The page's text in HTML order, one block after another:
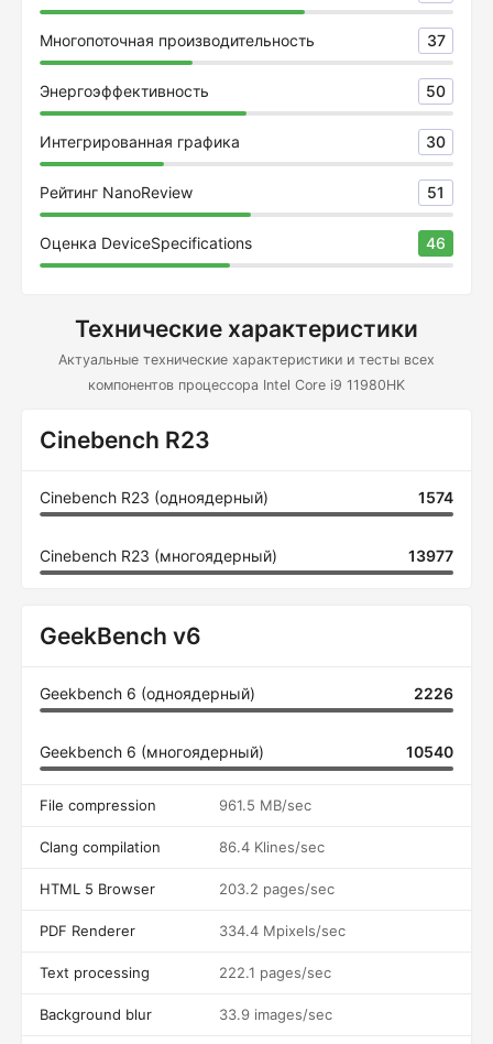
Многопоточная производительность 37
Энергоэффективность 50
Интегрированная графика 30
Рейтинг NanoReview 51
Оценка DeviceSpecifications 46
Технические характеристики
Актуальные технические характеристики и тесты всех
компонентов процессора Intel Core i9 11980HK
Cinebench R23
Cinebench R23 (одноядерный) 1574
Cinebench R23 (многоядерный) 13977
GeekBench v6
Geekbench 6 (одноядерный) 2226
Geekbench 6 (многоядерный) 10540
File compression 961.5 MB/sec
Clang compilation 86.4 Klines/sec
HTML 5 Browser 203.2 pages/sec
PDF Renderer 334.4 Mpixels/sec
Text processing 222.1 pages/sec
Background blur 33.9 images/sec